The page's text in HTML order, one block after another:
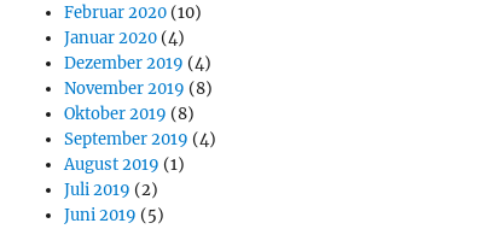
Februar 2020 (10)
Januar 2020 (4)
Dezember 2019 (4)
November 2019 (8)
Oktober 2019 (8)
September 2019 (4)
August 2019 (1)
Juli 2019 (2)
Juni 2019 (5)